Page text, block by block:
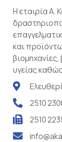
Η εταιρία Α.
και
υγείας
2510
2510